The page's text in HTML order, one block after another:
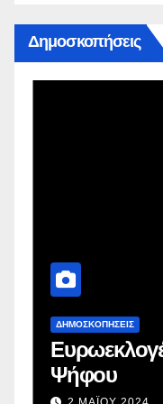
Δημοσκοπήσεις
ΔΗΜΟΣΚΟΠΉΣΕΙΣ
Ψήφου